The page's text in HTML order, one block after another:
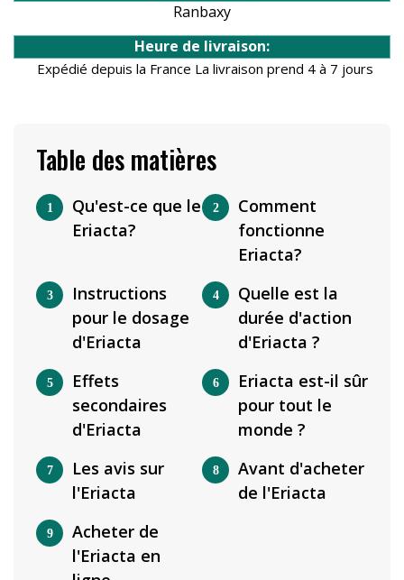
Ranbaxy
Heure de livraison:
Expédié depuis la France La livraison prend 4 à 7 jours
Table des matières
Qu'est-ce que le
Eriacta?
Comment
fonctionne
Eriacta?
Instructions
pour le dosage
d'Eriacta
Quelle est la
durée d'action
d'Eriacta ?
Effets
secondaires
d'Eriacta
Eriacta est-il sûr
pour tout le
monde ?
Les avis sur
l'Eriacta
Avant d'acheter
de l'Eriacta
Acheter de
l'Eriacta en